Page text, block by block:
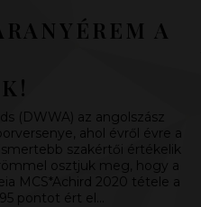
A
(DWWA) az angolszász
ahol évről évre a
szakértői értékelik
osztjuk meg, hogy a
MCS*Achird 2020 tétele a
pontot ért el…